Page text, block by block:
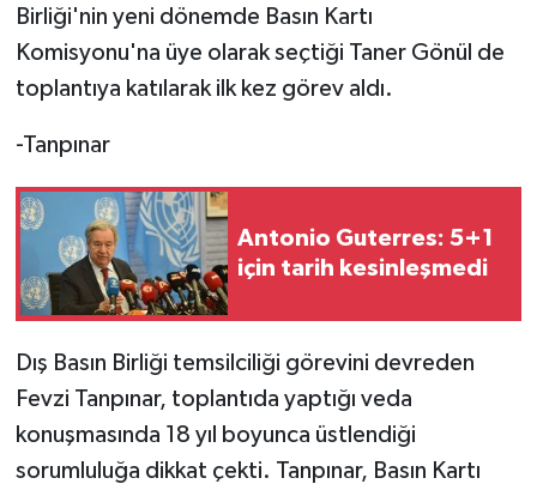
Birliği'nin yeni dönemde Basın Kartı
Komisyonu'na üye olarak seçtiği Taner Gönül de
toplantıya katılarak ilk kez görev aldı.
-Tanpınar
Antonio Guterres: 5+1
için tarih kesinleşmedi
Dış Basın Birliği temsilciliği görevini devreden
Fevzi Tanpınar, toplantıda yaptığı veda
konuşmasında 18 yıl boyunca üstlendiği
sorumluluğa dikkat çekti. Tanpınar, Basın Kartı
LEFKOŞA
MAGAZİN
ÖZEL HABER
SAĞLIK
SİYASET
SPOR
TATLISU